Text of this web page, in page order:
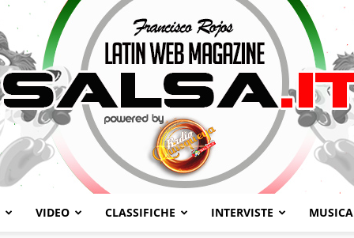
VIDEO CLASSIFICHE INTERVISTE MUSICA